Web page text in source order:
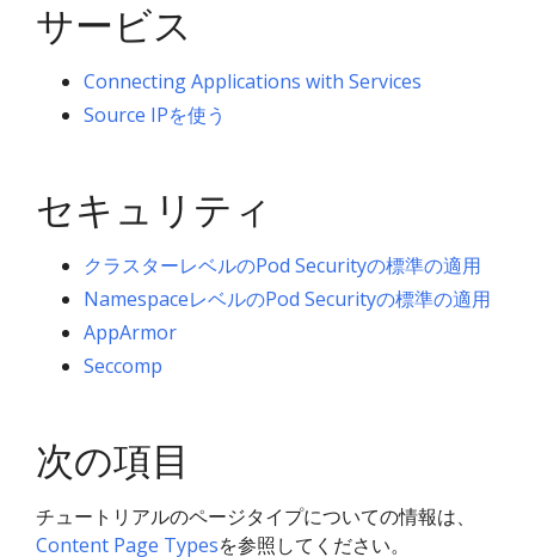
サービス
Connecting Applications with Services
Source IPを使う
セキュリティ
クラスターレベルのPod Securityの標準の適用
NamespaceレベルのPod Securityの標準の適用
AppArmor
Seccomp
次の項目
チュートリアルのページタイプについての情報は、
Content Page Typesを参照してください。